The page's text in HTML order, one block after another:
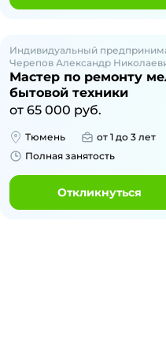
Индивидуальный
Черепов Александр
Мастер по ремонту
бытовой техники
от 65 000 руб.
Тюмень от 1 до 3 лет
Полная занятость
Откликнуться